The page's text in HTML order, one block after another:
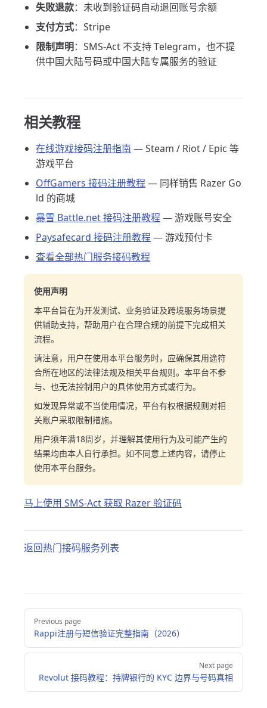
失败退款：未收到验证码自动退回账号余额
支付方式：Stripe
限制声明：SMS-Act 不支持 Telegram，也不提
供中国大陆号码或中国大陆专属服务的验证
相关教程
在线游戏接码注册指南 — Steam / Riot / Epic 等
游戏平台
OffGamers 接码注册教程 — 同样销售 Razer Go
ld 的商城
暴雪 Battle.net 接码注册教程 — 游戏账号安全
Paysafecard 接码注册教程 — 游戏预付卡
查看全部热门服务接码教程
使用声明
本平台旨在为开发测试、业务验证及跨境服务场景提
供辅助支持，帮助用户在合理合规的前提下完成相关
流程。
请注意，用户在使用本平台服务时，应确保其用途符
合所在地区的法律法规及相关平台规则。本平台不参
与、也无法控制用户的具体使用方式或行为。
如发现异常或不当使用情况，平台有权根据规则对相
关账户采取限制措施。
用户须年满18周岁，并理解其使用行为及可能产生的
结果均由本人自行承担。如不同意上述内容，请停止
使用本平台服务。
马上使用 SMS-Act 获取 Razer 验证码
返回热门接码服务列表
Pager
Previous page
Rappi注册与短信验证完整指南（2026）
Next page
Revolut 接码教程：持牌银行的 KYC 边界与号码真相